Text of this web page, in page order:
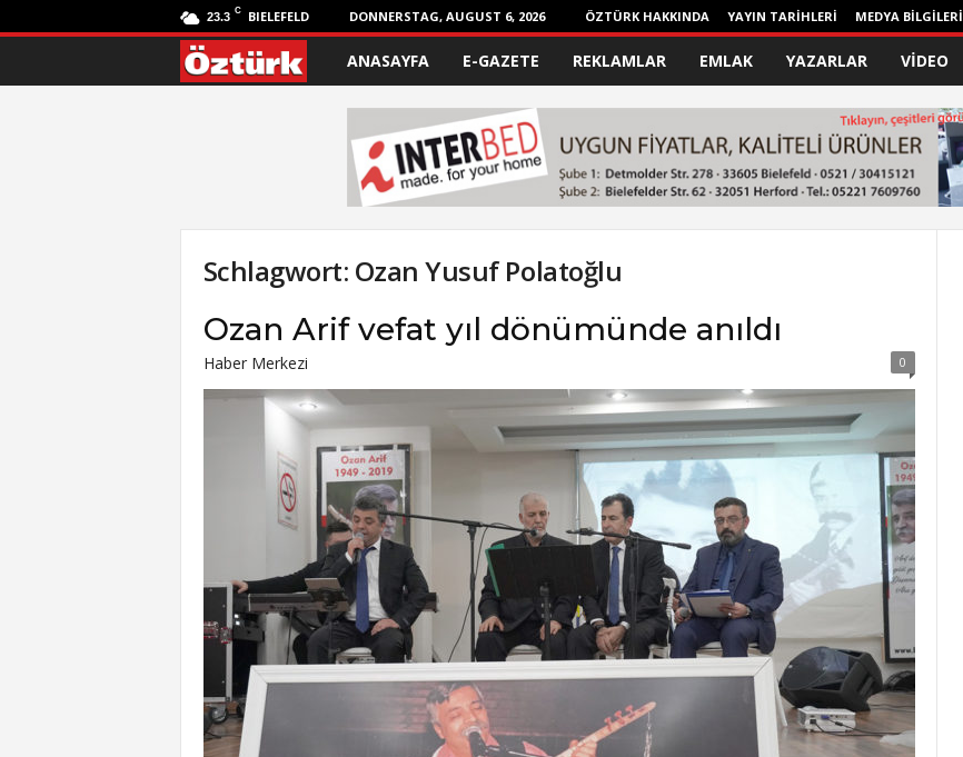
23.3 C BIELEFELD DONNERSTAG, AUGUST 6, 2026 ÖZTÜRK HAKKINDA YAYIN TARİHLERİ MEDYA BİLGİLERİ
ANASAYFA E-GAZETE REKLAMLAR EMLAK YAZARLAR VİDEO
Schlagwort: Ozan Yusuf Polatoğlu
Ozan Arif vefat yıl dönümünde anıldı
Haber Merkezi 0